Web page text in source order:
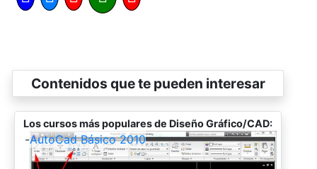
Contenidos que te pueden interesar
Los cursos más populares de Diseño Gráfico/CAD:
-AutoCad Básico 2010